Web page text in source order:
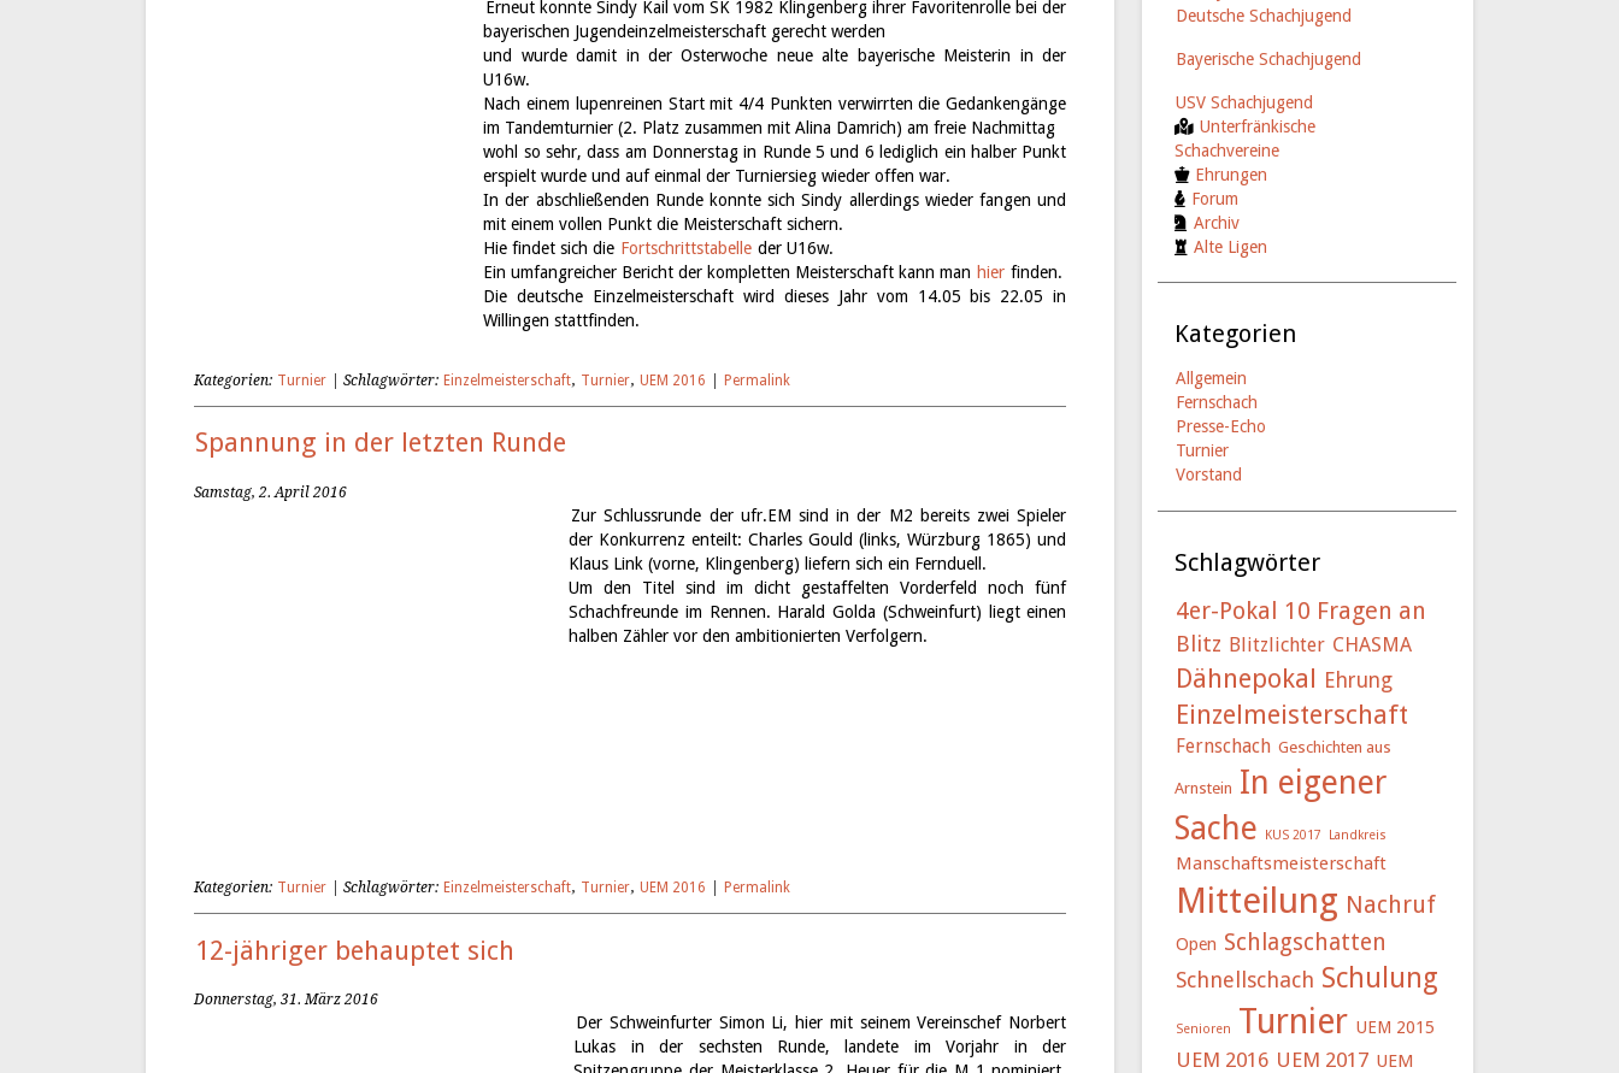
Erneut konnte Sindy Kail vom SK 1982 Klingenberg ihrer Favoritenrolle bei der
bayerischen Jugendeinzelmeisterschaft gerecht werden
und wurde damit in der Osterwoche neue alte bayerische Meisterin in der
U16w.
Nach einem lupenreinen Start mit 4/4 Punkten verwirrten die Gedankengänge
im Tandemturnier (2. Platz zusammen mit Alina Damrich) am freie Nachmittag
wohl so sehr, dass am Donnerstag in Runde 5 und 6 lediglich ein halber Punkt
erspielt wurde und auf einmal der Turniersieg wieder offen war.
In der abschließenden Runde konnte sich Sindy allerdings wieder fangen und
mit einem vollen Punkt die Meisterschaft sichern.
Hie findet sich die Fortschrittstabelle der U16w.
Ein umfangreicher Bericht der kompletten Meisterschaft kann man hier finden.
Die deutsche Einzelmeisterschaft wird dieses Jahr vom 14.05 bis 22.05 in
Willingen stattfinden.
Kategorien: Turnier | Schlagwörter: Einzelmeisterschaft, Turnier, UEM 2016 Permalink
Spannung in der letzten Runde
Samstag, 2. April 2016
Zur Schlussrunde der ufr.EM sind in der M2 bereits zwei Spieler
der Konkurrenz enteilt: Charles Gould (links, Würzburg 1865) und
Klaus Link (vorne, Klingenberg) liefern sich ein Fernduell.
Um den Titel sind im dicht gestaffelten Vorderfeld noch fünf
Schachfreunde im Rennen. Harald Golda (Schweinfurt) liegt einen
halben Zähler vor den ambitionierten Verfolgern.
Kategorien: Turnier | Schlagwörter: Einzelmeisterschaft, Turnier, UEM 2016 Permalink
12-jähriger behauptet sich
Donnerstag, 31. März 2016
Der Schweinfurter Simon Li, hier mit seinem Vereinschef Norbert
Lukas in der sechsten Runde, landete im Vorjahr in der
Deutsche Schachjugend
Bayerische Schachjugend
USV Schachjugend
Unterfränkische
Schachvereine
Ehrungen
Forum
Archiv
Alte Ligen
Kategorien
Allgemein
Fernschach
Presse-Echo
Turnier
Vorstand
Schlagwörter
4er-Pokal 10 Fragen an
Blitz Blitzlichter CHASMA
Dähnepokal Ehrung
Einzelmeisterschaft
Fernschach Geschichten aus
Arnstein In eigener
Sache
KUS 2017 Landkreis
Manschaftsmeisterschaft
Mitteilung Nachruf
Open Schlagschatten
Schnellschach Schulung
Senioren Turnier UEM 2015
UEM 2016 UEM 2017 UEM